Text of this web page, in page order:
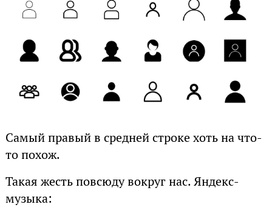
Самый правый в средней строке хоть на что-
то похож.
Такая жесть повсюду вокруг нас. Яндекс-
музыка: